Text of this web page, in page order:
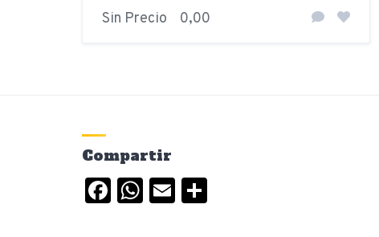
Sin Precio 0,00
Compartir
Facebook
WhatsApp
Email